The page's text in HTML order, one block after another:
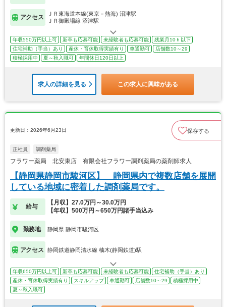
アクセス
ＪＲ東海道本線(東京－熱海) 沼津駅
ＪＲ御殿場線 沼津駅
年収550万円以上可 新卒も応募可能 未経験者も応募可能
残業月10ｈ以下
住宅補助（手当）あり
産休・育休取得実績有り 車通勤可
店舗数10～29
積極採用中
夏～秋入職可 年間休日120日以上
求人の詳細を見る この求人に興味がある
更新日：2026年6月23日 保存する
正社員 調剤薬局
フラワー薬局 北安東店 有限会社フラワー調剤薬局の薬剤師求人
【静岡県静岡市駿河区】 静岡県内で複数店舗を展開
している地域に密着した調剤薬局です。
給与
【月収】27.0万円～30.0万円
【年収】500万円～650万円諸手当込み
勤務地 静岡県 静岡市駿河区
アクセス 静岡鉄道静岡清水線 柚木(静岡鉄道)駅
年収650万円以上可 新卒も応募可能 未経験者も応募可能
住宅補助（手当）あり
産休・育休取得実績有り
スキルアップ 車通勤可 店舗数10～29
積極採用中
夏～秋入職可